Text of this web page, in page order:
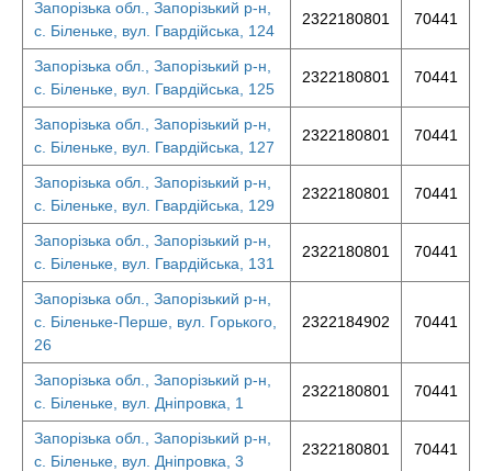
Запорізька обл., Запорізький р-н,
с. Біленьке, вул. Гвардійська, 124
2322180801 70441
Запорізька обл., Запорізький р-н,
с. Біленьке, вул. Гвардійська, 125
2322180801 70441
Запорізька обл., Запорізький р-н,
с. Біленьке, вул. Гвардійська, 127
2322180801 70441
Запорізька обл., Запорізький р-н,
с. Біленьке, вул. Гвардійська, 129
2322180801 70441
Запорізька обл., Запорізький р-н,
с. Біленьке, вул. Гвардійська, 131
2322180801 70441
Запорізька обл., Запорізький р-н,
с. Біленьке-Перше, вул. Горького,
26
2322184902 70441
Запорізька обл., Запорізький р-н,
с. Біленьке, вул. Дніпровка, 1
2322180801 70441
Запорізька обл., Запорізький р-н,
с. Біленьке, вул. Дніпровка, 3
2322180801 70441